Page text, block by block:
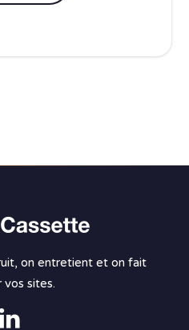
on entretient et on fait
vos sites.